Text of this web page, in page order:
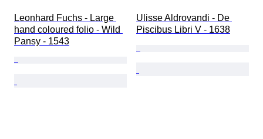
Leonhard Fuchs - Large
hand coloured folio - Wild
Pansy - 1543
Ulisse Aldrovandi - De
Piscibus Libri V - 1638